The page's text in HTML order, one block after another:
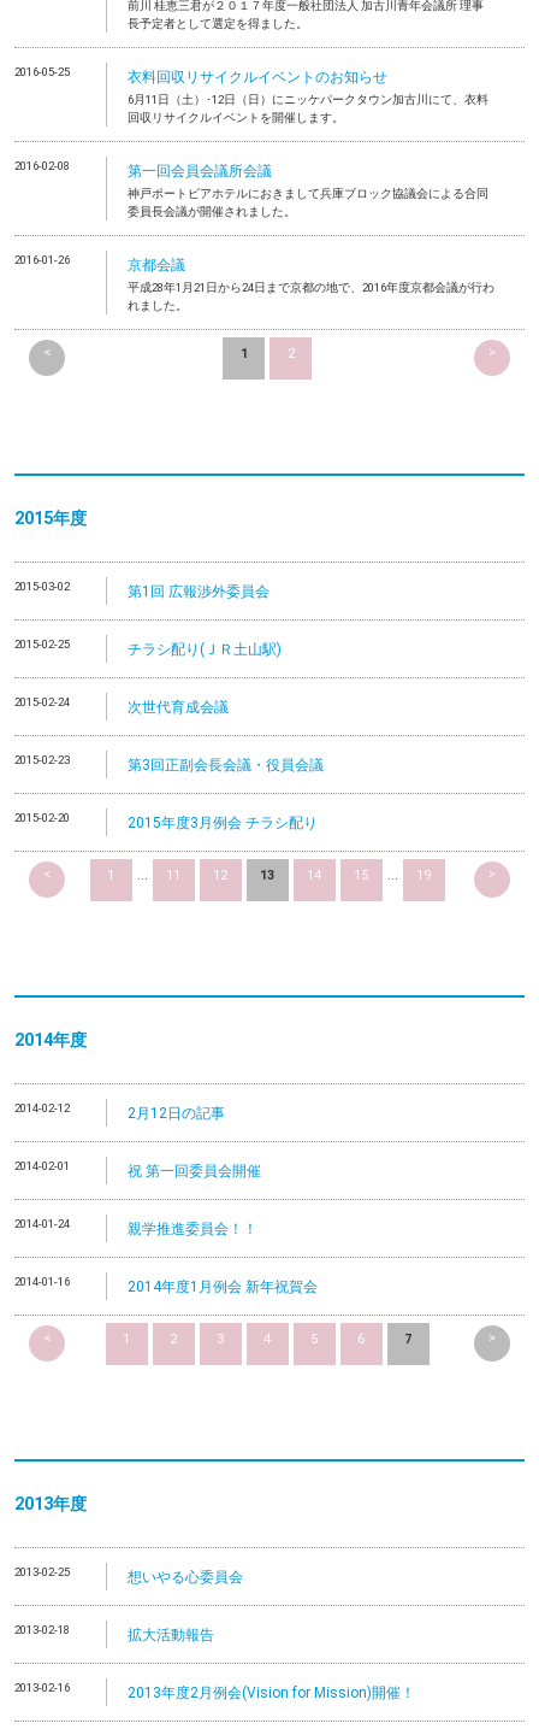
前川 桂恵三君が２０１７年度一般社団法人 加古川青年会議所 理事
長予定者として選定を得ました。
2016-05-25 衣料回収リサイクルイベントのお知らせ
6月11日（土）･12日（日）にニッケパークタウン加古川にて、衣料
回収リサイクルイベントを開催します。
2016-02-08 第一回会員会議所会議
神戸ポートピアホテルにおきまして兵庫ブロック協議会による合同
委員長会議が開催されました。
2016-01-26 京都会議
平成28年1月21日から24日まで京都の地で、2016年度京都会議が行わ
れました。
< 1 2 >
2015年度
2015-03-02 第1回 広報渉外委員会
2015-02-25 チラシ配り(ＪＲ土山駅)
2015-02-24 次世代育成会議
2015-02-23 第3回正副会長会議・役員会議
2015-02-20 2015年度3月例会 チラシ配り
< 1 ... 11 12 13 14 15 ... 19 >
2014年度
2014-02-12 2月12日の記事
2014-02-01 祝 第一回委員会開催
2014-01-24 親学推進委員会！！
2014-01-16 2014年度1月例会 新年祝賀会
< 1 2 3 4 5 6 7 >
2013年度
2013-02-25 想いやる心委員会
2013-02-18 拡大活動報告
2013-02-16 2013年度2月例会(Vision for Mission)開催！